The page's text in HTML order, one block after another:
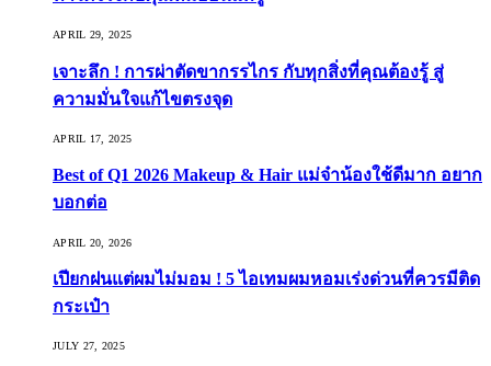
APRIL 29, 2025
เจาะลึก ! การผ่าตัดขากรรไกร กับทุกสิ่งที่คุณต้องรู้ สู่
ความมั่นใจแก้ไขตรงจุด
APRIL 17, 2025
Best of Q1 2026 Makeup & Hair แม่จ๋าน้องใช้ดีมาก อยาก
บอกต่อ
APRIL 20, 2026
เปียกฝนแต่ผมไม่มอม ! 5 ไอเทมผมหอมเร่งด่วนที่ควรมีติด
กระเป๋า
JULY 27, 2025